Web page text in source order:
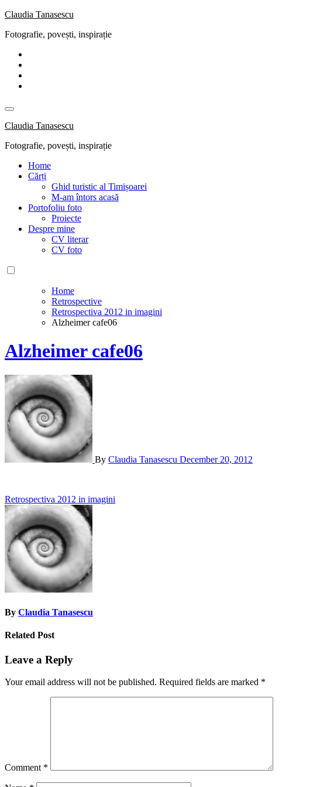
Skip
content
Claudia Tanasescu
Fotografie, povești, inspirație
Claudia Tanasescu
Fotografie, povești, inspirație
Home
Cărți
Ghid turistic al Timișoarei
M-am întors acasă
Portofoliu foto
Proiecte
Despre mine
CV literar
CV foto
Home
Retrospective
Retrospectiva 2012 in imagini
Alzheimer cafe06
Alzheimer cafe06
By Claudia Tanasescu December 20, 2012
Post
navigation
Retrospectiva 2012 in imagini
By Claudia Tanasescu
Related Post
Leave a Reply
Your email address will not be published. Required fields are marked *
Comment *